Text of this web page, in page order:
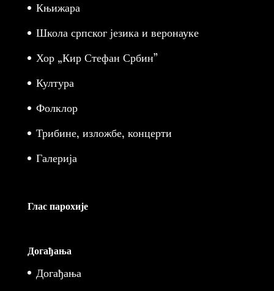
Књижара
Школа српског језика и веронауке
Хор „Кир Стефан Србин”
Култура
Фолклор
Трибине, изложбе, концерти
Галерија
Глас парохије
Догађања
Догађања